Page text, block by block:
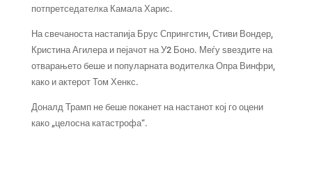
потпретседателка Камала Харис.
На свечаноста настапија Брус Спрингстин, Стиви Вондер,
Кристина Агилера и пејачот на У2 Боно. Меѓу ѕвездите на
отварањето беше и популарната водителка Опра Винфри,
како и актерот Том Хенкс.
Доналд Трамп не беше поканет на настанот кој го оцени
како „целосна катастрофа“.